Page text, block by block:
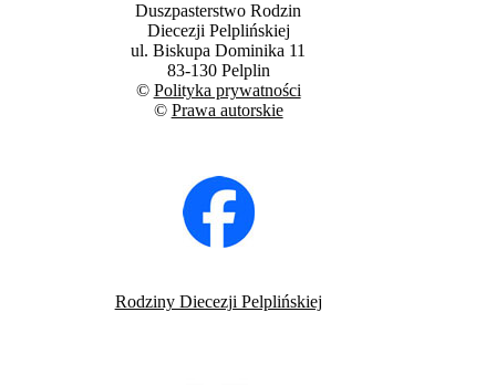
Duszpasterstwo Rodzin
Diecezji Pelplińskiej
ul. Biskupa Dominika 11
83-130 Pelplin
© Polityka prywatności
© Prawa autorskie
Rodziny Diecezji Pelplińskiej